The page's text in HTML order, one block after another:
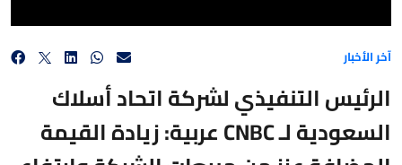
آخر الأخبار
الرئيس التنفيذي لشركة اتحاد أسلاك
السعودية لـ CNBC عربية: زيادة القيمة